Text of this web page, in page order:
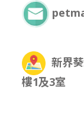
新界
樓1及3室